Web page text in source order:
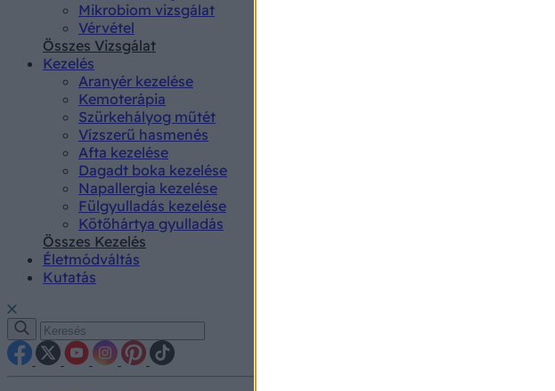
Mikrobiom vizsgálat
Vérvétel
Összes Vizsgálat
Kezelés
Aranyér kezelése
Kemoterápia
Szürkehályog műtét
Vízszerű hasmenés
Afta kezelése
Dagadt boka kezelése
Napallergia kezelése
Fülgyulladás kezelése
Kötőhártya gyulladás
Összes Kezelés
Életmódváltás
Kutatás